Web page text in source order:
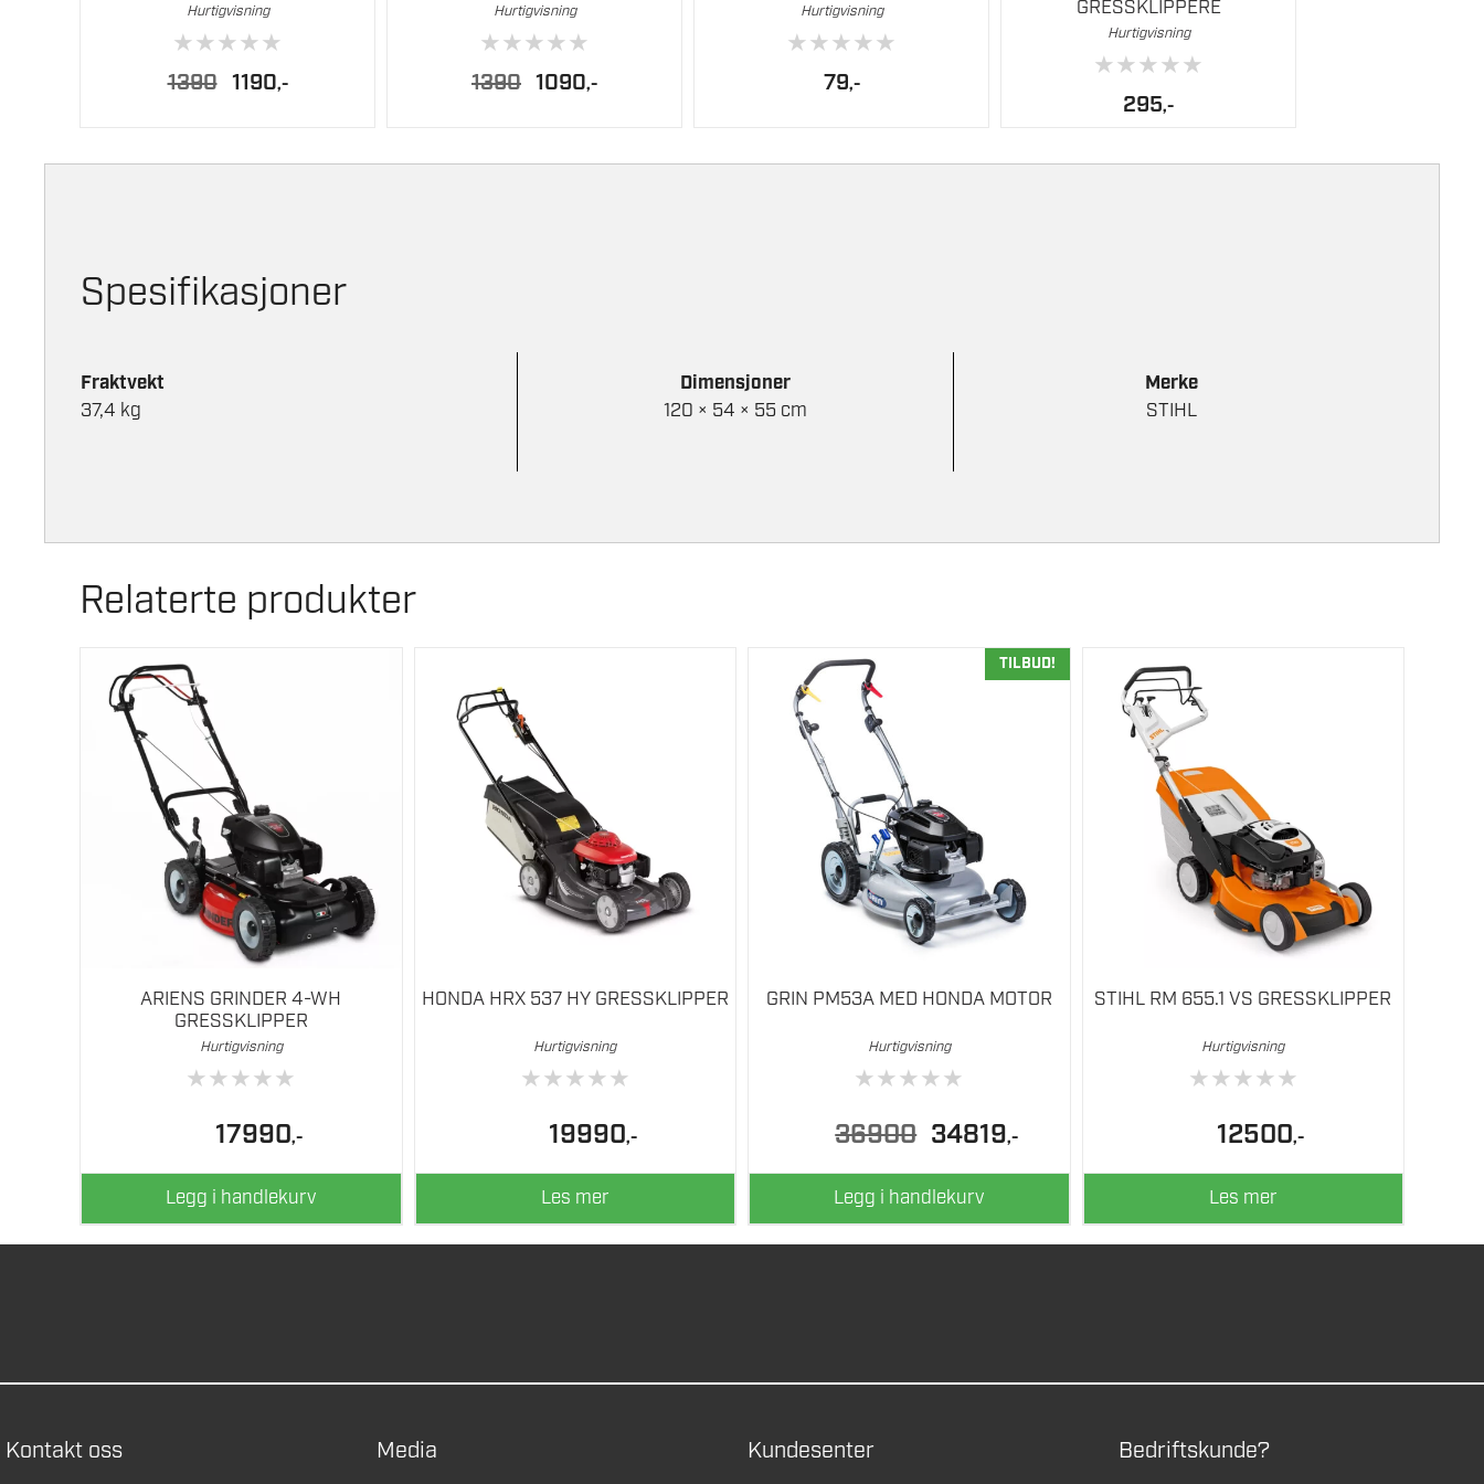
Hurtigvisning
★★★★★
1390
Opprinnelig
1190Nåværende
,-
Hurtigvisning
★★★★★
1390
Opprinnelig
1090,-
Hurtigvisning
★★★★★
79,-
GRESSKLIPPERE
Hurtigvisning
★★★★★
295,-
Spesifikasjoner
Fraktvekt
37,4 kg
Dimensjoner
120 × 54 × 55 cm
Merke
STIHL
Relaterte produkter
ARIENS GRINDER 4-WH
GRESSKLIPPER
Hurtigvisning
★★★★★
17990,-
Legg i handlekurv
HONDA HRX 537 HY GRESSKLIPPER
Hurtigvisning
★★★★★
19990,-
Les mer
TILBUD!
GRIN PM53A MED HONDA MOTOR
Hurtigvisning
★★★★★
36900
Opprinnelig
pris
var:
36900.
34819pris
er:
,-
Legg i handlekurv
STIHL RM 655.1 VS GRESSKLIPPER
Hurtigvisning
★★★★★
12500,-
Les mer
Kontakt oss Media Kundesenter Bedriftskunde?